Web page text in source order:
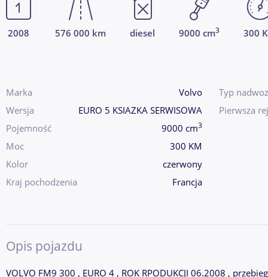
2008 576 000 km diesel 9000 cm3 300
Marka
Volvo
Wersja
EURO 5 KSIAZKA SERWISOWA
Pojemność
9000 cm3
Moc
300 KM
Kolor
czerwony
Kraj pochodzenia
Francja
Typ
Pierwsza
Opis pojazdu
VOLVO FM9 300 , EURO 4 , ROK RPODUKCJI 06.2008 ,